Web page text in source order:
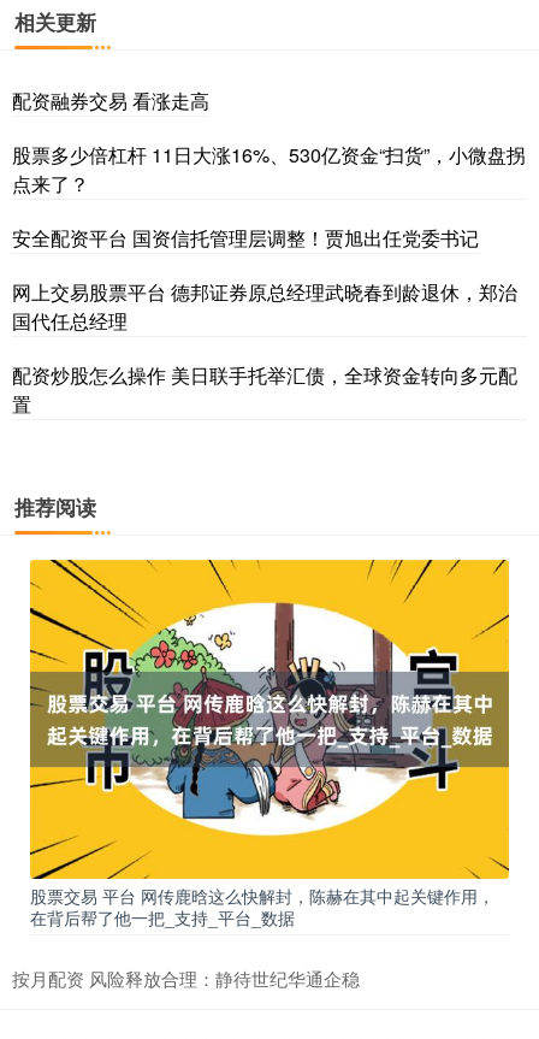
相关更新
配资融券交易 看涨走高
股票多少倍杠杆 11日大涨16%、530亿资金“扫货”，小微盘拐
点来了？
安全配资平台 国资信托管理层调整！贾旭出任党委书记
网上交易股票平台 德邦证券原总经理武晓春到龄退休，郑治
国代任总经理
配资炒股怎么操作 美日联手托举汇债，全球资金转向多元配
置
推荐阅读
股票交易 平台 网传鹿晗这么快解封，陈赫在其中起关键作用，
在背后帮了他一把_支持_平台_数据
按月配资 风险释放合理：静待世纪华通企稳